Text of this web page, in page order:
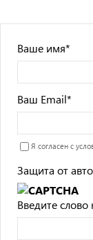
Ваше имя*
Ваш Email*
Я согласен с
Защита от
Введите слово